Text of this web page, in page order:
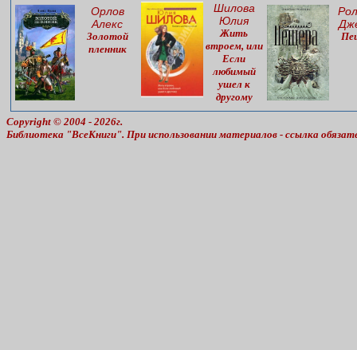
Орлов
Алекс
Золотой
пленник
Шилова
Юлия
Жить
втроем, или
Если
любимый
ушел к
другому
Copyright © 2004 - 2026г.
Библиотека "ВсеКниги". При использовании материалов - ссылка